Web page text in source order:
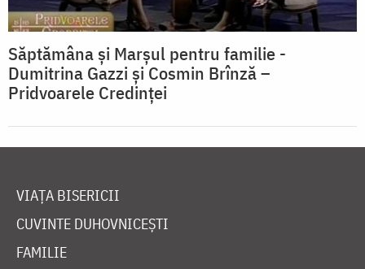
Săptămâna și Marșul pentru familie -
Dumitrina Gazzi și Cosmin Brînză –
Pridvoarele Credinței
VIAȚA BISERICII
CUVINTE DUHOVNICEȘTI
FAMILIE